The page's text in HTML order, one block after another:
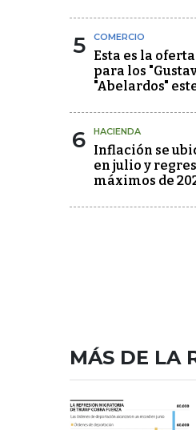
5 COMERCIO
Esta es la
para los
"Abelardos"
6 HACIENDA
Inflación se
en julio y
máximos de
MÁS DE LA